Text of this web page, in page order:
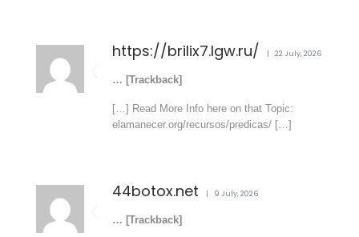
https://brilix7.lgw.ru/ 22 July, 2026
… [Trackback]
[…] Read More Info here on that Topic:
elamanecer.org/recursos/predicas/ […]
44botox.net 9 July, 2026
… [Trackback]